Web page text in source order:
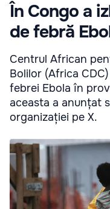
În Congo a
de febră
Centrul African
Bolilor (Africa
febrei Ebola în
aceasta a anunțat
organizației pe X.